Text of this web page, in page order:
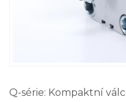
Q-série: Kompaktní